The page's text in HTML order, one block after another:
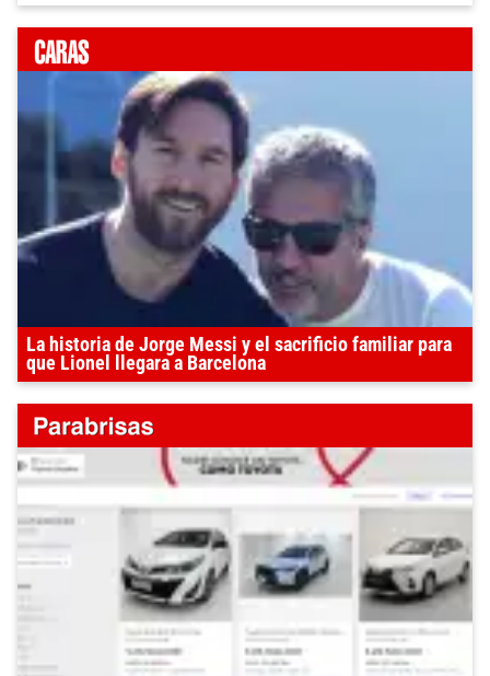
La historia de Jorge Messi y el sacrificio familiar para
que Lionel llegara a Barcelona